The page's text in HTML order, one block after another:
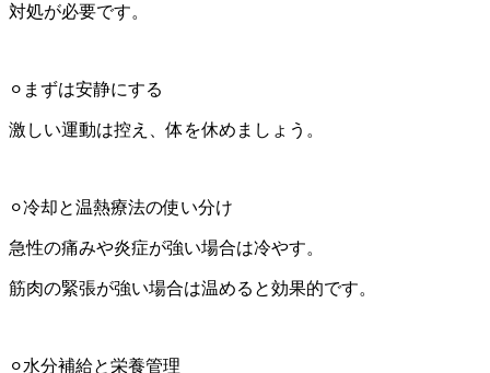
対処が必要です。
⚪︎まずは安静にする
激しい運動は控え、体を休めましょう。
⚪︎冷却と温熱療法の使い分け
急性の痛みや炎症が強い場合は冷やす。
筋肉の緊張が強い場合は温めると効果的です。
⚪︎水分補給と栄養管理